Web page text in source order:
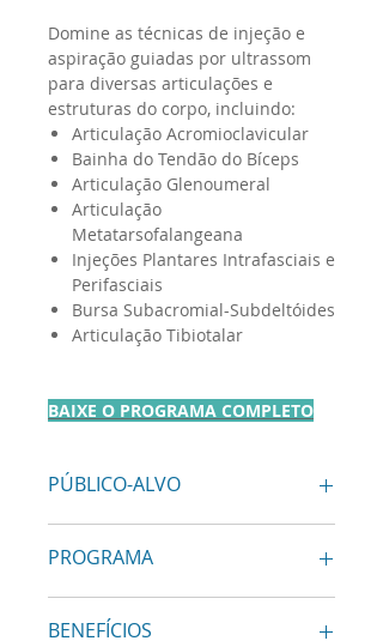
Domine as técnicas de injeção e
aspiração guiadas por ultrassom
para diversas articulações e
estruturas do corpo, incluindo:
Articulação Acromioclavicular
Bainha do Tendão do Bíceps
Articulação Glenoumeral
Articulação
Metatarsofalangeana
Injeções Plantares Intrafasciais e
Perifasciais
Bursa Subacromial-Subdeltóides
Articulação Tibiotalar
BAIXE O PROGRAMA COMPLETO
PÚBLICO-ALVO
aprimorar suas habilidades em
PROGRAMA
para cada procedimento
BENEFÍCIOS